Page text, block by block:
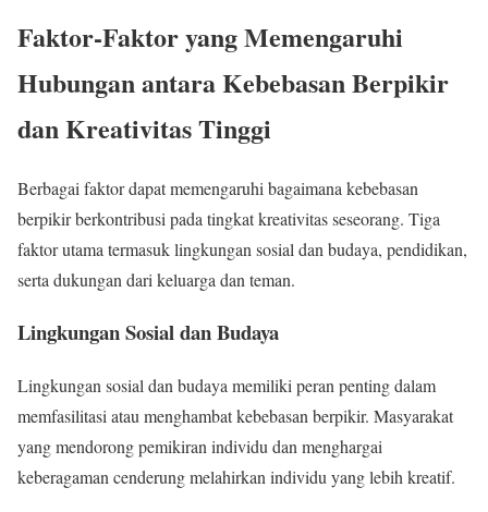
Faktor-Faktor yang Memengaruhi
Hubungan antara Kebebasan Berpikir
dan Kreativitas Tinggi
Berbagai faktor dapat memengaruhi bagaimana kebebasan
berpikir berkontribusi pada tingkat kreativitas seseorang. Tiga
faktor utama termasuk lingkungan sosial dan budaya, pendidikan,
serta dukungan dari keluarga dan teman.
Lingkungan Sosial dan Budaya
Lingkungan sosial dan budaya memiliki peran penting dalam
memfasilitasi atau menghambat kebebasan berpikir. Masyarakat
yang mendorong pemikiran individu dan menghargai
keberagaman cenderung melahirkan individu yang lebih kreatif.